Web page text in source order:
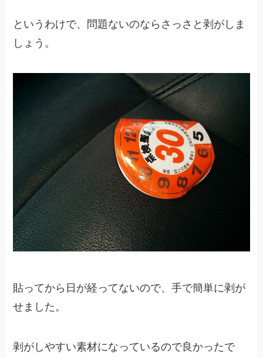
というわけで、問題ないのならさっさと剥がしま
しょう。
貼ってから日が経ってないので、手で簡単に剥が
せました。
剥がしやすい素材になっているので良かったで